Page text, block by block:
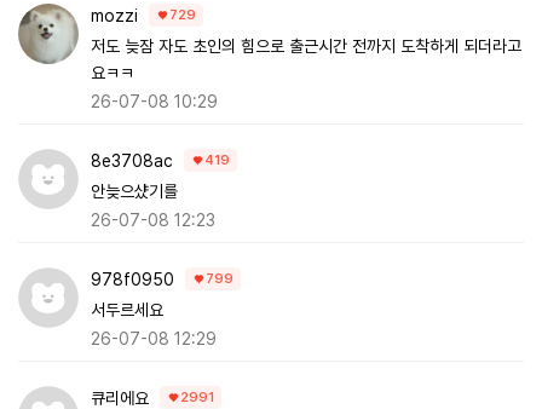
mozzi 729
저도 늦잠 자도 초인의 힘으로 출근시간 전까지 도착하게 되더라고
요ㅋㅋ
26-07-08 10:29
8e3708ac 419
안늦으샸기를
26-07-08 12:23
978f0950 799
서두르세요
26-07-08 12:29
큐리에요 2991